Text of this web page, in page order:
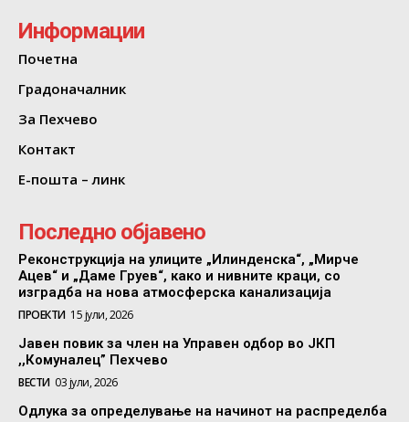
Информации
Почетна
Градоначалник
За Пехчево
Контакт
Е-пошта – линк
Последно објавено
Реконструкција на улиците „Илинденска“, „Мирче
Ацев“ и „Даме Груев“, како и нивните краци, со
изградба на нова атмосферска канализација
ПРОЕКТИ 15 јули, 2026
Јавен повик за член на Управен одбор во ЈКП
,,Комуналец” Пехчево
ВЕСТИ 03 јули, 2026
Одлука за определување на начинот на распределба